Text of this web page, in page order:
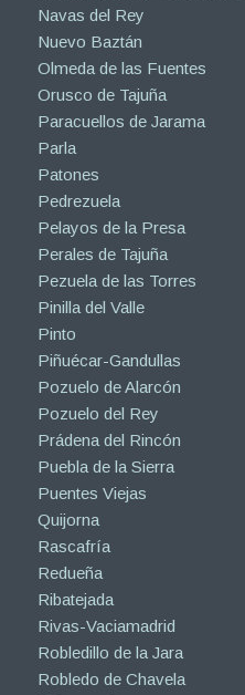
Navas del Rey
Nuevo Baztán
Olmeda de las Fuentes
Orusco de Tajuña
Paracuellos de Jarama
Parla
Patones
Pedrezuela
Pelayos de la Presa
Perales de Tajuña
Pezuela de las Torres
Pinilla del Valle
Pinto
Piñuécar-Gandullas
Pozuelo de Alarcón
Pozuelo del Rey
Prádena del Rincón
Puebla de la Sierra
Puentes Viejas
Quijorna
Rascafría
Redueña
Ribatejada
Rivas-Vaciamadrid
Robledillo de la Jara
Robledo de Chavela